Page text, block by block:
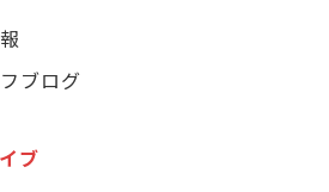
ブログ
ブ